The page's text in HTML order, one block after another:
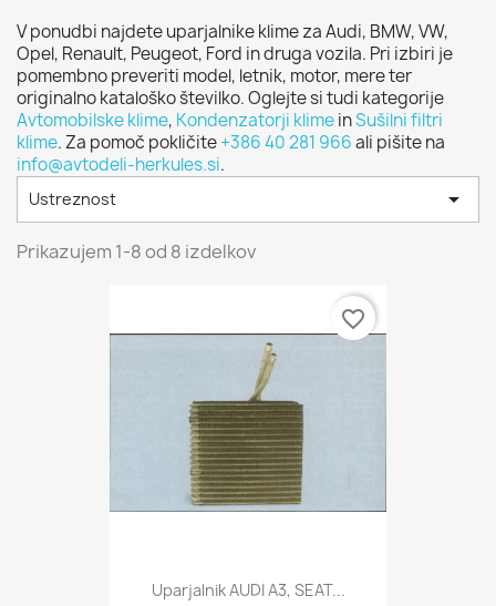
V ponudbi najdete uparjalnike klime za Audi, BMW, VW,
Opel, Renault, Peugeot, Ford in druga vozila. Pri izbiri je
pomembno preveriti model, letnik, motor, mere ter
originalno kataloško številko. Oglejte si tudi kategorije
Avtomobilske klime, Kondenzatorji klimeinSušilni filtri
klime. Za pomoč pokličite+386 40 281 966ali pišite na
info@avtodeli-herkules.si.
Ustreznost 
Prikazujem 1-8 od 8 izdelkov
Uparjalnik AUDI A3, SEAT...
favorite_border